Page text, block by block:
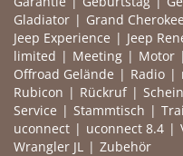
Gladiator
Grand Cherokee
Jeep Experience
Jeep
limited
Meeting Motor
Offroad Gelände
Radio
Rubicon
Rückruf
Service
Stammtisch
uconnect
uconnect 8.4
Wrangler JL
Zubehör